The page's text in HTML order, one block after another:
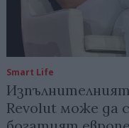
Smart Life
Revolut може да